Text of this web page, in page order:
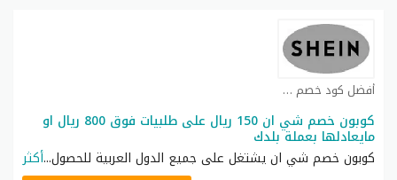
أفضل كود خصم شي ان كوبون
كوبون خصم شي ان 150 ريال على طلبيات فوق 800 ريال او
مايعادلها بعملة بلدك
كوبون خصم شي ان يشتغل على جميع الدول العربية للحصول...أكثر